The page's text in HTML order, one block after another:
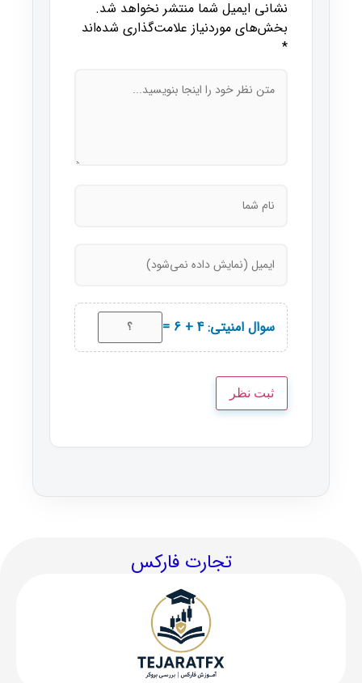
نشانی ایمیل شما منتشر نخواهد شد.
بخش‌های موردنیاز علامت‌گذاری شده‌اند
*
سوال امنیتی: 4 + 6 =
تجارت فارکس